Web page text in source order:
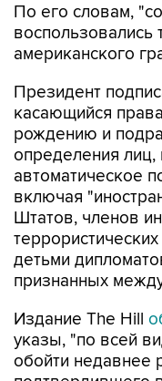
По его словам,
воспользовались
американского
Президент
касающийся
рождению и
определения
автоматическое
включая
Штатов, членов
детьми
признанных
Издание The Hill
указы, "по всей
обойти недавнее